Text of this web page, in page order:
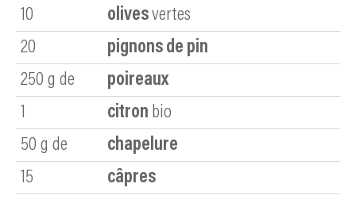
10
olivesvertes
20
pignons de pin
250 g de
poireaux
1
citron bio
50 g de
chapelure
15
câpres